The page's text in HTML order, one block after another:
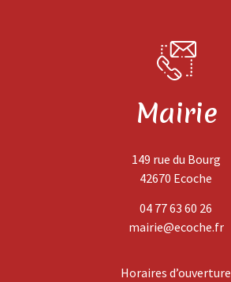
Mairie
149 rue du Bourg
42670 Ecoche
04 77 63 60 26
mairie@ecoche.fr
Horaires d’ouverture